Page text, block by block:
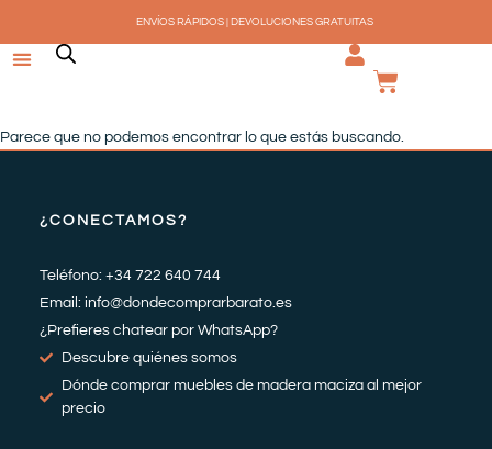
contenido
ENVÍOS RÁPIDOS | DEVOLUCIONES GRATUITAS
Parece que no podemos encontrar lo que estás buscando.
¿CONECTAMOS?
Teléfono: +34 722 640 744
Email: info@dondecomprarbarato.es
¿Prefieres chatear por WhatsApp?
Descubre quiénes somos
Dónde comprar muebles de madera maciza al mejor
precio